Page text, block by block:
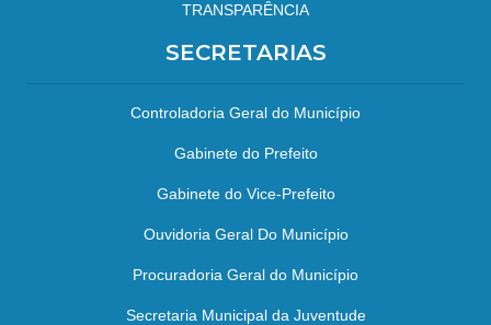
TRANSPARÊNCIA
SECRETARIAS
Controladoria Geral do Município
Gabinete do Prefeito
Gabinete do Vice-Prefeito
Ouvidoria Geral Do Município
Procuradoria Geral do Município
Secretaria Municipal da Juventude